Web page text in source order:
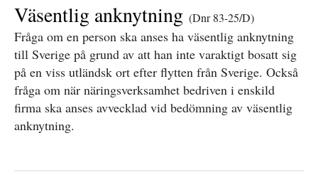
Väsentlig anknytning (Dnr 83-25/D)
Fråga om en person ska anses ha väsentlig anknytning
till Sverige på grund av att han inte varaktigt bosatt sig
på en viss utländsk ort efter flytten från Sverige. Också
fråga om när näringsverksamhet bedriven i enskild
firma ska anses avvecklad vid bedömning av väsentlig
anknytning.